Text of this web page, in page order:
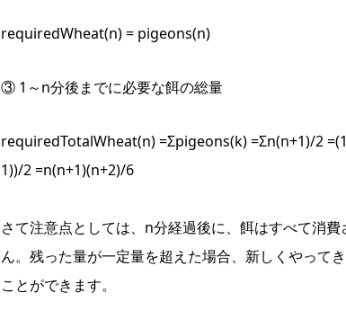
requiredWheat(n) = pigeons(n)
③ 1～n分後までに必要な餌の総量
requiredTotalWheat(n) =Σpigeons(k) =Σn(n+1)/2
1))/2 =n(n+1)(n+2)/6
さて注意点としては、n分経過後に、餌はすべて消
ん。残った量が一定量を超えた場合、新しくやって
ことができます。